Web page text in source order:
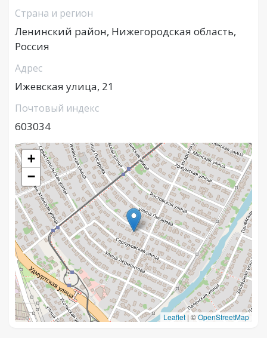
Страна и регион
Ленинский район, Нижегородская область,
Россия
Адрес
Ижевская улица, 21
Почтовый индекс
603034
+
−
Leaflet | ©OpenStreetMap